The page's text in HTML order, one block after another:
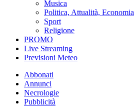
Musica
Politica, Attualità, Economia
Sport
Religione
PROMO
Live Streaming
Previsioni Meteo
Abbonati
Annunci
Necrologie
Pubblicità